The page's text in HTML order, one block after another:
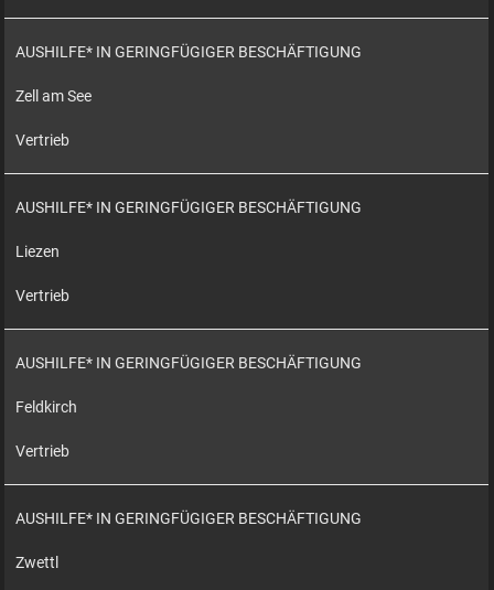
AUSHILFE* IN GERINGFÜGIGER BESCHÄFTIGUNG
Zell am See
Vertrieb
AUSHILFE* IN GERINGFÜGIGER BESCHÄFTIGUNG
Liezen
Vertrieb
AUSHILFE* IN GERINGFÜGIGER BESCHÄFTIGUNG
Feldkirch
Vertrieb
AUSHILFE* IN GERINGFÜGIGER BESCHÄFTIGUNG
Zwettl